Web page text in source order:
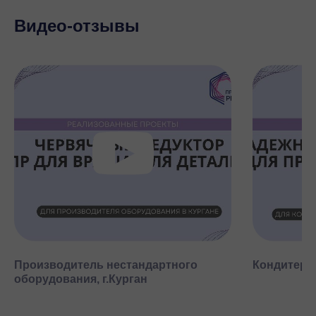
привод
Прямое назначение, обозначенное каталогом, —
конвейеры и транспортные системы. Здесь угловая
компоновка бережёт пространство, а медленный вал
примыкают внутрицеховая логистика и упаковочные
линии.
Формально угловая передача с большим
переносить пример на свой узел не стоит: годится ли
конкретная серия, решают фактическая нагрузка,
режим, частота пусков и среда. Правильнее
вместе с расчётом привода.
Видео-отзывы
Производитель нестандартного
оборудования, г.Курган